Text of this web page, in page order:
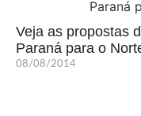
Veja as propostas
Paraná para o
08/08/2014